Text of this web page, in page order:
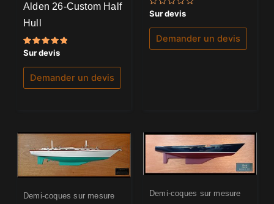
Alden 26-Custom Half
Hull
Note
5.00
sur 5
Sur devis
Demander un devis
Note
0
sur
Sur devis
Demander un devis
Demi-coques sur mesure Demi-coques sur mesure